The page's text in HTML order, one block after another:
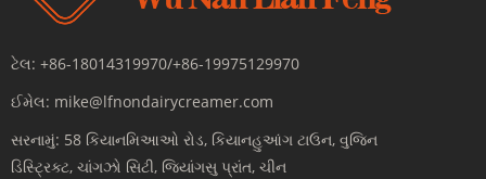
ટેલ: +86-18014319970/+86-19975129970
ઈમેલ: mike@lfnondairycreamer.com
સરનામું: 58 કિયાનમિઆઓ રોડ, કિયાનહુઆંગ ટાઉન, વુજિન
ડિસ્ટ્રિક્ટ, ચાંગઝો સિટી, જિયાંગસુ પ્રાંત, ચીન